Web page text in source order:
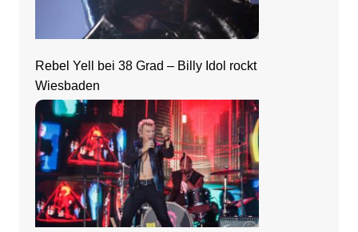
Rebel Yell bei 38 Grad – Billy Idol rockt
Wiesbaden